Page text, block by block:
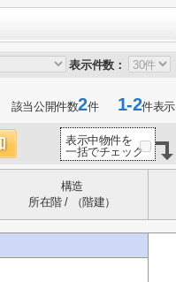
表示件数：
該当公開件数2件1-2件表示
表示中物件を
一括でチェック
構造
所在階 / （階建）